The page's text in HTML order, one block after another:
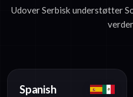
Udover Serbisk understøtter
Spanish